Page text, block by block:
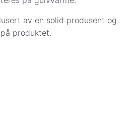
enkelt og sikkert med Apple
av en solid produsent og
produktet.